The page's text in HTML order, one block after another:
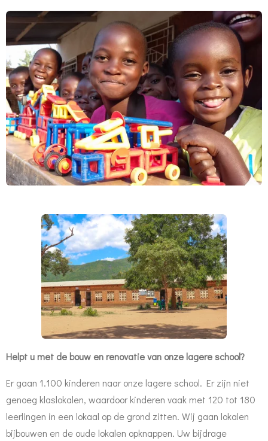
Helpt u met de bouw en renovatie van onze lagere school?
Er gaan 1.100 kinderen naar onze lagere school. Er zijn niet
genoeg klaslokalen, waardoor kinderen vaak met 120 tot 180
leerlingen in een lokaal op de grond zitten. Wij gaan lokalen
bijbouwen en de oude lokalen opknappen. Uw bijdrage